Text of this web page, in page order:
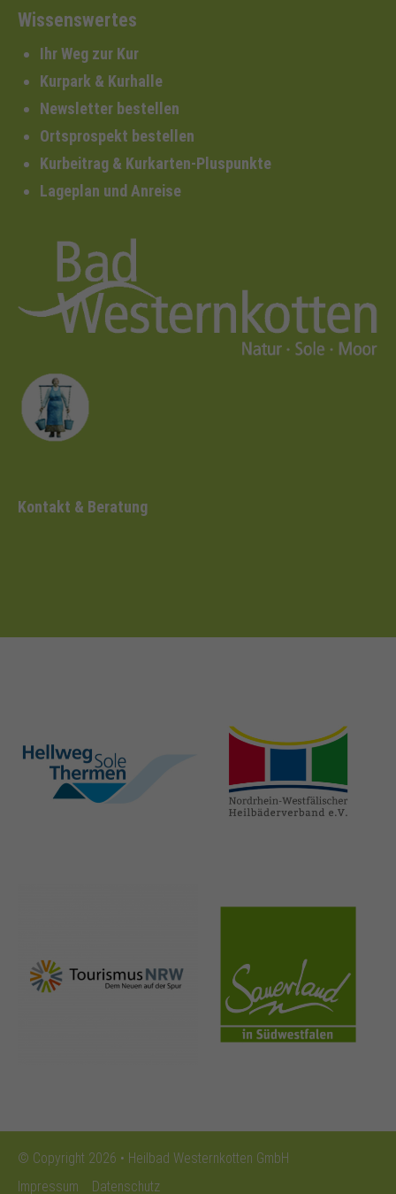
Wissenswertes
Ihr Weg zur Kur
Kurpark & Kurhalle
Newsletter bestellen
Ortsprospekt bestellen
Kurbeitrag & Kurkarten-Pluspunkte
Lageplan und Anreise
Kontakt & Beratung
hellweg-sole-
thermen.de
heilbaeder.de
nrw-
tourismus.de
sauerland.co
m
© Copyright 2026 • Heilbad Westernkotten GmbH
Impressum
Datenschutz